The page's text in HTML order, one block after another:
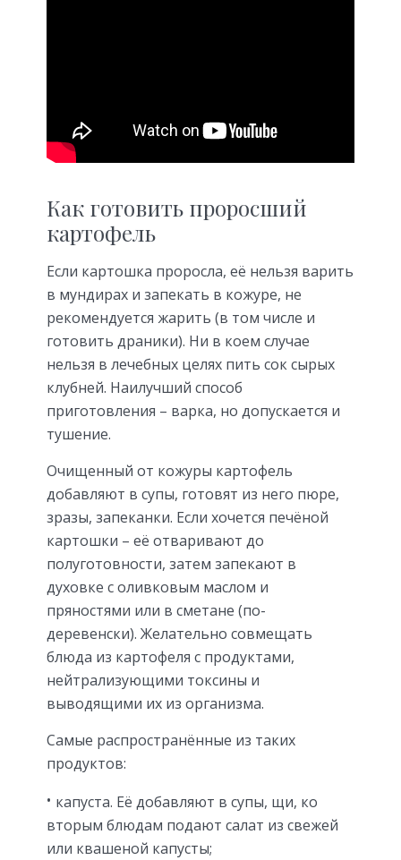
Как готовить проросший
картофель
Если картошка проросла, её нельзя варить
в мундирах и запекать в кожуре, не
рекомендуется жарить (в том числе и
готовить драники). Ни в коем случае
нельзя в лечебных целях пить сок сырых
клубней. Наилучший способ
приготовления – варка, но допускается и
тушение.
Очищенный от кожуры картофель
добавляют в супы, готовят из него пюре,
зразы, запеканки. Если хочется печёной
картошки – её отваривают до
полуготовности, затем запекают в
духовке с оливковым маслом и
пряностями или в сметане (по-
деревенски). Желательно совмещать
блюда из картофеля с продуктами,
нейтрализующими токсины и
выводящими их из организма.
Самые распространённые из таких
продуктов:
капуста. Её добавляют в супы, щи, ко
вторым блюдам подают салат из свежей
или квашеной капусты;